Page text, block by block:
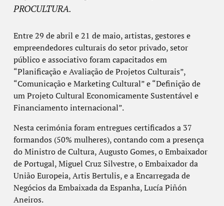
PROCULTURA.
Entre 29 de abril e 21 de maio, artistas, gestores e
empreendedores culturais do setor privado, setor
público e associativo foram capacitados em
“Planificação e Avaliação de Projetos Culturais”,
“Comunicação e Marketing Cultural” e “Definição de
um Projeto Cultural Economicamente Sustentável e
Financiamento internacional”.
Nesta cerimónia foram entregues certificados a 37
formandos (50% mulheres), contando com a presença
do Ministro de Cultura, Augusto Gomes, o Embaixador
de Portugal, Miguel Cruz Silvestre, o Embaixador da
União Europeia, Artis Bertulis, e a Encarregada de
Negócios da Embaixada da Espanha, Lucía Piñón
Aneiros.